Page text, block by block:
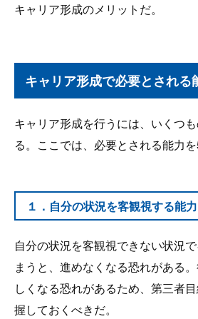
キャリア形成のメリットだ。
キャリア形成で必要とされる
キャリア形成を行うには、いくつ
る。ここでは、必要とされる能力を
１．自分の状況を客観視する能力
自分の状況を客観視できない状況
まうと、進めなくなる恐れがある
しくなる恐れがあるため、第三者
握しておくべきだ。